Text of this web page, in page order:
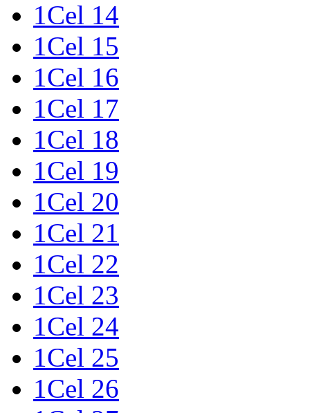
1Cel 14
1Cel 15
1Cel 16
1Cel 17
1Cel 18
1Cel 19
1Cel 20
1Cel 21
1Cel 22
1Cel 23
1Cel 24
1Cel 25
1Cel 26